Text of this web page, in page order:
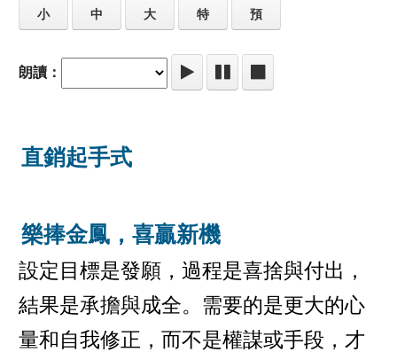
小 中 大 特 預
朗讀：
直銷起手式
樂捧金鳳，喜贏新機
設定目標是發願，過程是喜捨與付出，
結果是承擔與成全。需要的是更大的心
量和自我修正，而不是權謀或手段，才